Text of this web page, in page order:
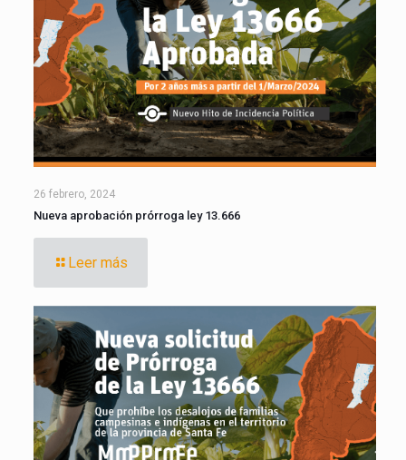
26 febrero, 2024
Nueva aprobación prórroga ley 13.666
Leer más